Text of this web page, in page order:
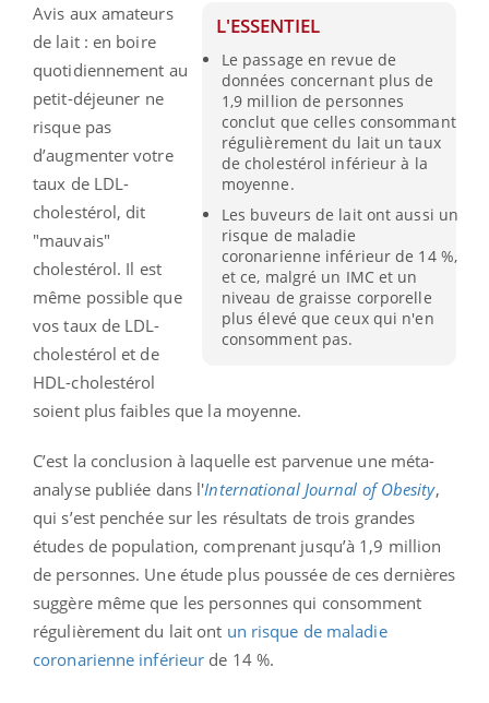
L'ESSENTIEL
Le passage en revue de
données concernant plus de
1,9 million de personnes
conclut que celles consommant
régulièrement du lait un taux
de cholestérol inférieur à la
moyenne.
Les buveurs de lait ont aussi un
risque de maladie
coronarienne inférieur de 14 %,
et ce, malgré un IMC et un
niveau de graisse corporelle
plus élevé que ceux qui n'en
consomment pas.
Avis aux amateurs
de lait : en boire
quotidiennement au
petit-déjeuner ne
risque pas
d’augmenter votre
taux de LDL-
cholestérol, dit
"mauvais"
cholestérol. Il est
même possible que
vos taux de LDL-
cholestérol et de
HDL-cholestérol
soient plus faibles que la moyenne.
C’est la conclusion à laquelle est parvenue une méta-
analyse publiée dans l'International Journal of Obesity,
qui s’est penchée sur les résultats de trois grandes
études de population, comprenant jusqu’à 1,9 million
de personnes. Une étude plus poussée de ces dernières
suggère même que les personnes qui consomment
régulièrement du lait ont un risque de maladie
coronarienne inférieur de 14 %.